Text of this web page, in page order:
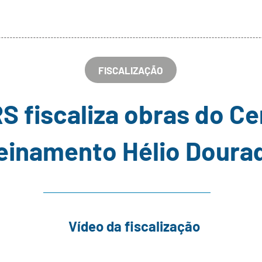
FISCALIZAÇÃO
fiscaliza obras do
Hélio
Vídeo da fiscalização